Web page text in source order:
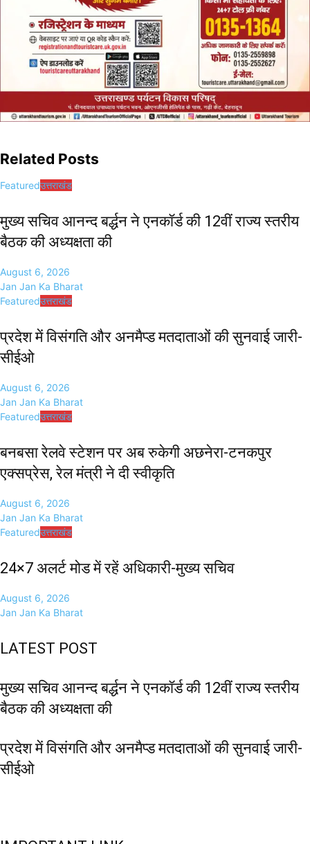
Related Posts
Featuredउत्तराखंड
मुख्य सचिव आनन्द बर्द्धन ने एनकॉर्ड की 12वीं राज्य स्तरीय
बैठक की अध्यक्षता की
August 6, 2026
Jan Jan Ka Bharat
Featuredउत्तराखंड
प्रदेश में विसंगति और अनमैप्ड मतदाताओं की सुनवाई जारी-
सीईओ
August 6, 2026
Jan Jan Ka Bharat
Featuredउत्तराखंड
बनबसा रेलवे स्टेशन पर अब रुकेगी अछनेरा-टनकपुर
एक्सप्रेस, रेल मंत्री ने दी स्वीकृति
August 6, 2026
Jan Jan Ka Bharat
Featuredउत्तराखंड
24×7 अलर्ट मोड में रहें अधिकारी-मुख्य सचिव
August 6, 2026
Jan Jan Ka Bharat
LATEST POST
मुख्य सचिव आनन्द बर्द्धन ने एनकॉर्ड की 12वीं राज्य स्तरीय
बैठक की अध्यक्षता की
प्रदेश में विसंगति और अनमैप्ड मतदाताओं की सुनवाई जारी-
सीईओ